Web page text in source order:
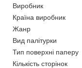
Виробник
Країна виробник
Жанр
Вид палітурки
Тип поверхні паперу
Кількість сторінок